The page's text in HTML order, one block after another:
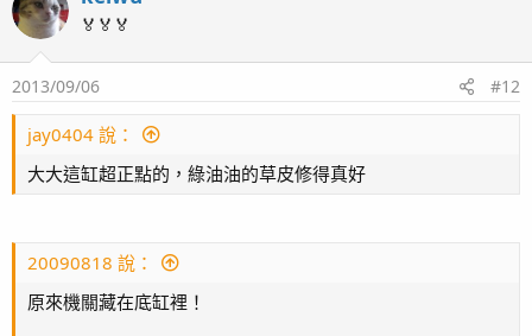
🏅🏅🏅
2013/09/06 #12
jay0404 說：
大大這缸超正點的，綠油油的草皮修得真好
20090818 說：
原來機關藏在底缸裡！